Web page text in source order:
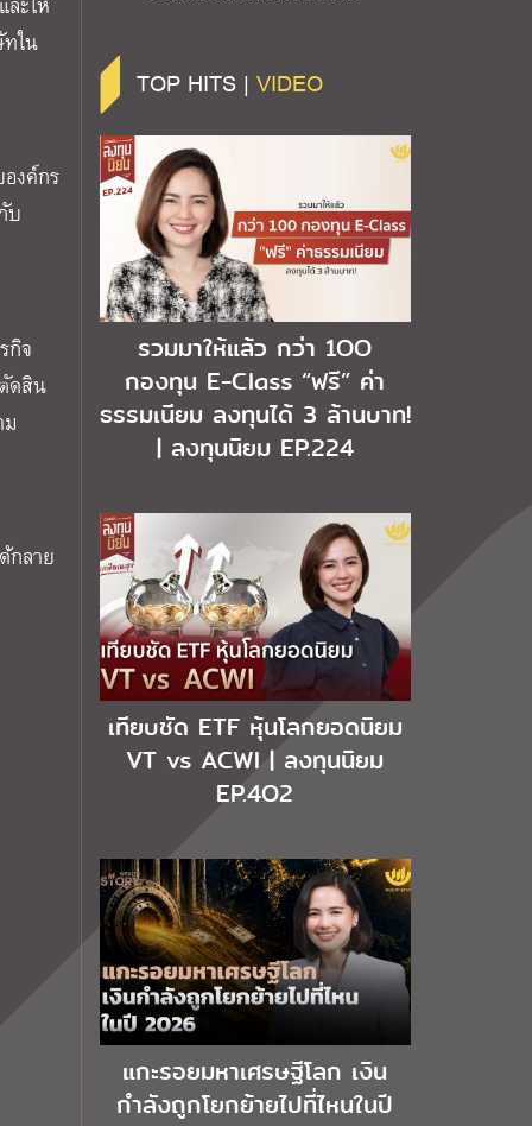
ใน
งค์กร
บ
กิจ
ดสิน
กลาย
TOP HITS | VIDEO
รวมมาให้แล้ว กว่า 1OO
กองทุน E-Class “ฟรี” ค่า
ธรรมเนียม ลงทุนได้ 3 ล้านบาท!
| ลงทุนนิยม EP.224
เทียบชัด ETF หุ้นโลกยอดนิยม
VT vs ACWI | ลงทุนนิยม
EP.4O2
แกะรอยมหาเศรษฐีโลก เงิน
กำลังถูกโยกย้ายไปที่ไหนในปี